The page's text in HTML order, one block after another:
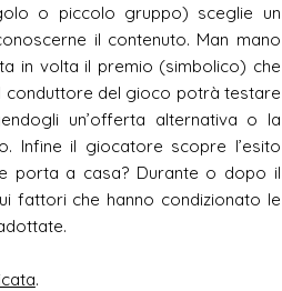
o piccolo gruppo) sceglie un
il contenuto. Man mano
in volta il premio (simbolico) che
conduttore del gioco potrà testare
un’offerta alternativa o la
Infine il giocatore scopre l’esito
porta a casa? Durante o dopo il
fattori che hanno condizionato le
.